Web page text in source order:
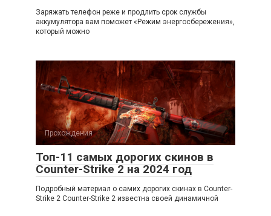
Заряжать телефон реже и продлить срок службы
аккумулятора вам поможет «Режим энергосбережения»,
который можно
Прохождения
Топ-11 самых дорогих скинов в
Counter-Strike 2 на 2024 год
Подробный материал о самих дорогих скинах в Counter-
Strike 2 Counter-Strike 2 известна своей динамичной